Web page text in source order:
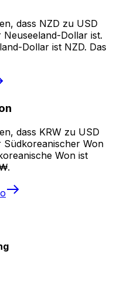
dass NZD zu USD
Dollar ist.
Dollar ist NZD. Das
dass KRW zu USD
Won
Won ist